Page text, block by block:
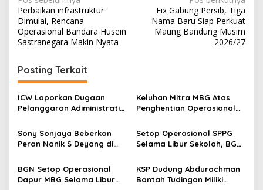
a
v
g
a
s
p
o
s
Perbaikan infrastruktur
Dimulai, Rencana
Operasional Bandara Husein
Sastranegara Makin Nyata
Fix Gabung Persib, Tiga
Nama Baru Siap Perkuat
Maung Bandung Musim
2026/27
Posting Terkait
ICW Laporkan Dugaan
Pelanggaran Adiministratif
Ombudsman RI
Keluhan Mitra MBG Atas
Penghentian Operasional
Masuk Jebakan Batman
Sony Sonjaya Beberkan
Peran Nanik S Deyang di
Korupsi MBG
Setop Operasional SPPG
Selama Libur Sekolah, BGN
Anggaran 3,4 Triliun
BGN Setop Operasional
Dapur MBG Selama Libur
KSP Dudung Abdurachman
Bantah Tudingan Miliki